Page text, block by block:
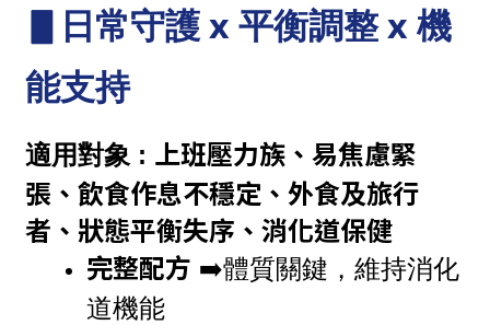
▋日常守護 x 平衡調整 x 機
能支持
適用對象 : 上班壓力族、易焦慮緊
張、飲食作息不穩定、外食及旅行
者、狀態平衡失序、消化道保健
完整配方 ➡️體質關鍵，維持消化
道機能